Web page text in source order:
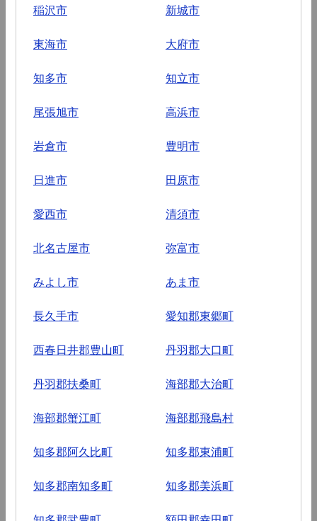
稲沢市 新城市
東海市 大府市
知多市 知立市
尾張旭市 高浜市
岩倉市 豊明市
日進市 田原市
愛西市 清須市
北名古屋市 弥富市
みよし市 あま市
長久手市 愛知郡東郷町
西春日井郡豊山町 丹羽郡大口町
丹羽郡扶桑町 海部郡大治町
海部郡蟹江町 海部郡飛島村
知多郡阿久比町 知多郡東浦町
知多郡南知多町 知多郡美浜町